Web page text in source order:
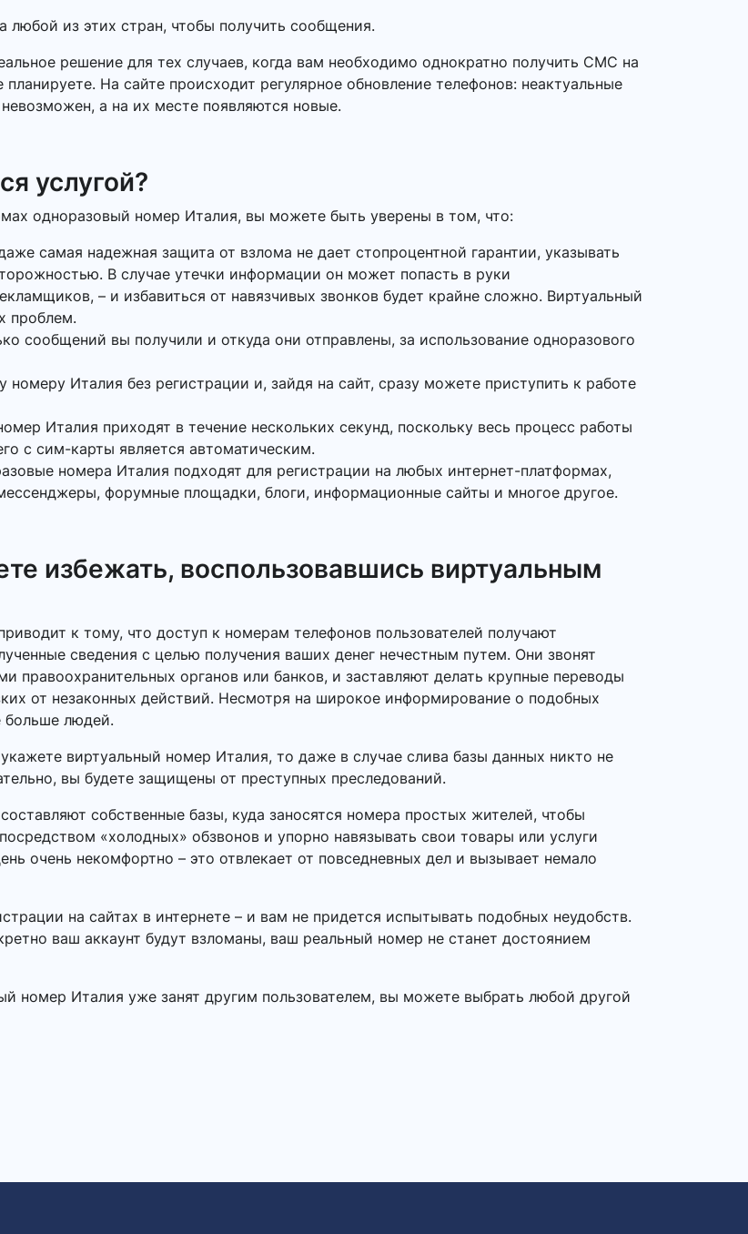
из этих стран, чтобы получить сообщения.
решение для тех случаев, когда вам необходимо однократно получить СМС на
На сайте происходит регулярное обновление телефонов: неактуальные
а на их месте появляются новые.
услугой?
одноразовый номер Италия, вы можете быть уверены в том, что:
самая надежная защита от взлома не дает стопроцентной гарантии, указывать
В случае утечки информации он может попасть в руки
– и избавиться от навязчивых звонков будет крайне сложно. Виртуальный
проблем.
сообщений вы получили и откуда они отправлены, за использование одноразового
Италия без регистрации и, зайдя на сайт, сразу можете приступить к работе
Италия приходят в течение нескольких секунд, поскольку весь процесс работы
с сим-карты является автоматическим.
номера Италия подходят для регистрации на любых интернет-платформах,
форумные площадки, блоги, информационные сайты и многое другое.
избежать, воспользовавшись виртуальным
к тому, что доступ к номерам телефонов пользователей получают
сведения с целью получения ваших денег нечестным путем. Они звонят
правоохранительных органов или банков, и заставляют делать крупные переводы
от незаконных действий. Несмотря на широкое информирование о подобных
больше людей.
виртуальный номер Италия, то даже в случае слива базы данных никто не
вы будете защищены от преступных преследований.
собственные базы, куда заносятся номера простых жителей, чтобы
«холодных» обзвонов и упорно навязывать свои товары или услуги
очень некомфортно – это отвлекает от повседневных дел и вызывает немало
на сайтах в интернете – и вам не придется испытывать подобных неудобств.
ваш аккаунт будут взломаны, ваш реальный номер не станет достоянием
номер Италия уже занят другим пользователем, вы можете выбрать любой другой